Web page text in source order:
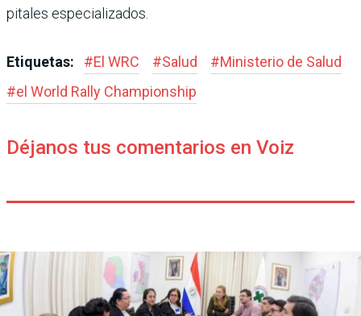
pitales especializados.
Etiquetas: #El WRC #Salud #Ministerio de Salud
#el World Rally Champions­hip
Déjanos tus comentarios en Voiz